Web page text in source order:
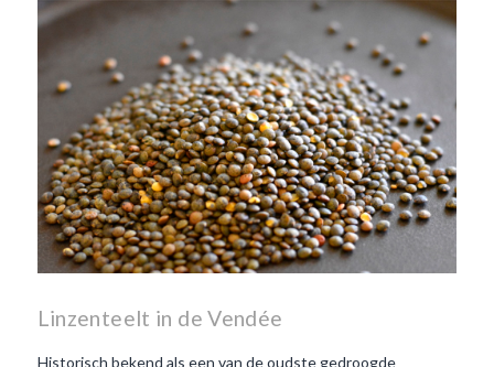
Linzenteelt in de Vendée
Historisch bekend als een van de oudste gedroogde